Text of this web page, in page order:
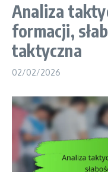
Analiza
formacji,
taktyczna
02/02/2026